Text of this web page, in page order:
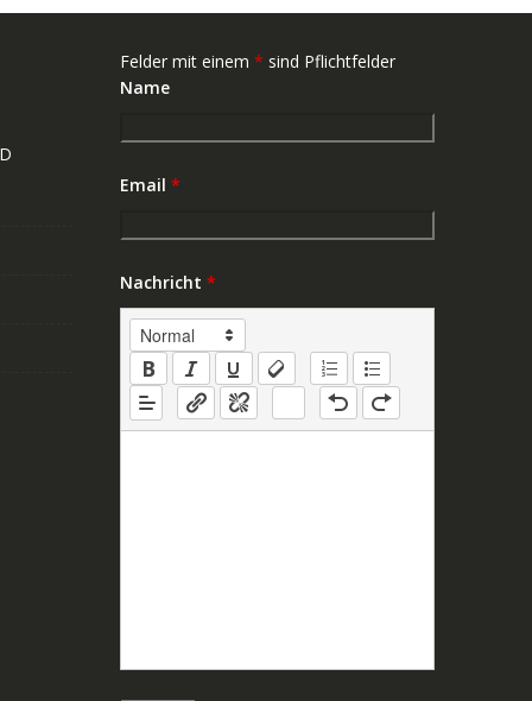
Felder mit einem * sind Pflichtfelder
Name
Email *
Nachricht *